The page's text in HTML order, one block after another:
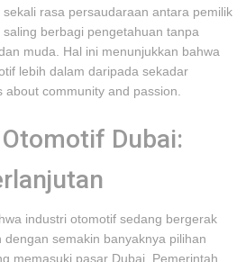
rasa persaudaraan antara pemilik
berbagi pengetahuan tanpa
muda. Hal ini menunjukkan bahwa
lebih dalam daripada sekadar
community and passion.
Dubai:
industri otomotif sedang bergerak
semakin banyaknya pilihan
memasuki pasar Dubai. Pemerintah